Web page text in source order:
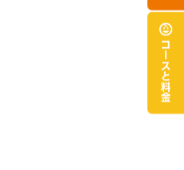
コースと
料金